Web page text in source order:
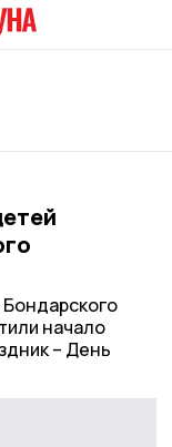
начало
– День